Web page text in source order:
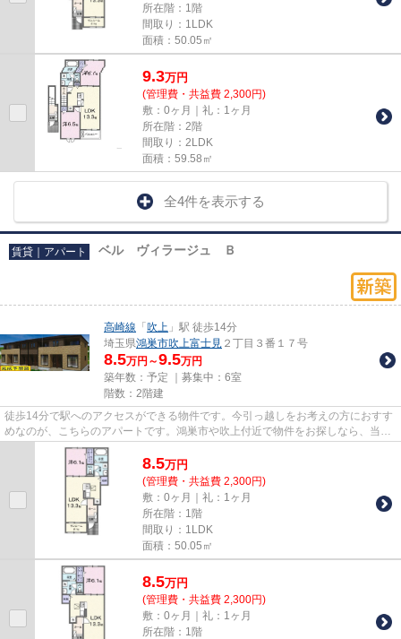
所在階：1階
間取り：1LDK
面積：50.05㎡
9.3万円
(管理費・共益費 2,300円)
敷：0ヶ月｜礼：1ヶ月
所在階：2階
間取り：2LDK
面積：59.58㎡
全4件を表示する
賃貸｜アパート ベル ヴィラージュ Ｂ
高崎線 「 吹上 」駅 徒歩14分
埼玉県鴻巣市吹上富士見 ２丁目３番１７号
8.5万円～9.5万円
築年数：予定 ｜募集中： 6室
階数：2階建
徒歩14分で駅へのアクセスができる物件です。今引っ越しをお考えの方におすす
めなのが、こちらのアパートです。鴻巣市や吹上付近で物件をお探しなら、当社
にお任せください。当社では...
8.5万円
(管理費・共益費 2,300円)
敷：0ヶ月｜礼：1ヶ月
所在階：1階
間取り：1LDK
面積：50.05㎡
8.5万円
(管理費・共益費 2,300円)
敷：0ヶ月｜礼：1ヶ月
所在階：1階